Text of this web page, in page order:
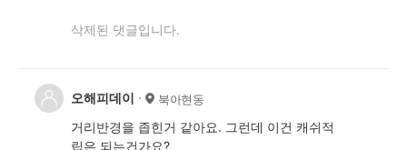
삭제된 댓글입니다.
오해피데이 북아현동
거리반경을 좁힌거 같아요. 그런데 이건 캐쉬적
립은 되는건가요?